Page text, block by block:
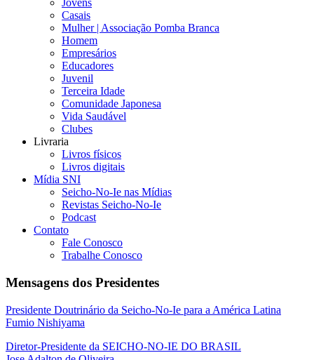
Jovens
Casais
Mulher | Associação Pomba Branca
Homem
Empresários
Educadores
Juvenil
Terceira Idade
Comunidade Japonesa
Vida Saudável
Clubes
Livraria
Livros físicos
Livros digitais
Mídia SNI
Seicho-No-Ie nas Mídias
Revistas Seicho-No-Ie
Podcast
Contato
Fale Conosco
Trabalhe Conosco
Mensagens dos Presidentes
Presidente Doutrinário da Seicho-No-Ie para a América Latina
Fumio Nishiyama
Diretor-Presidente da SEICHO-NO-IE DO BRASIL